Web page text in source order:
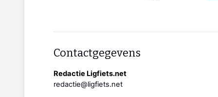
Contactgegevens
Redactie Ligfiets.net
redactie@ligfiets.net